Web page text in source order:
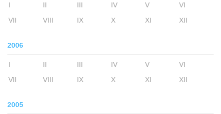
I II III IV V
VI
VII
VIII IX X XI XII
2006
I II III IV V
VI
VII
VIII IX X XI XII
2005